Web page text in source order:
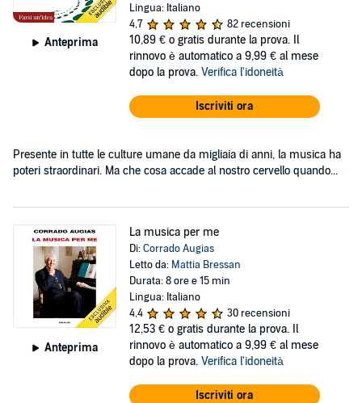
Anteprima
Lingua: Italiano
4,7
82 recensioni
10,89 € o gratis durante la prova. Il
rinnovo è automatico a 9,99 € al mese
dopo la prova. Verifica l'idoneità
Iscriviti ora
Presente in tutte le culture umane da migliaia di anni, la musica ha
poteri straordinari. Ma che cosa accade al nostro cervello quando...
Anteprima
La musica per me
Di:Corrado Augias
Letto da: Mattia Bressan
Durata: 8 ore e 15 min
Lingua: Italiano
4,4
30 recensioni
12,53 € o gratis durante la prova. Il
rinnovo è automatico a 9,99 € al mese
dopo la prova. Verifica l'idoneità
Iscriviti ora